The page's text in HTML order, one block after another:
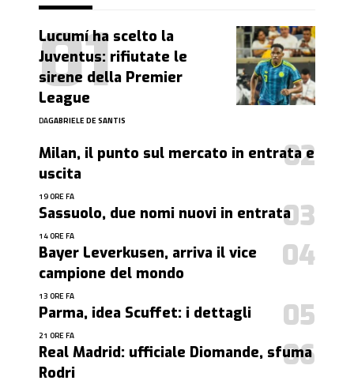
Lucumí ha scelto la
Juventus: rifiutate le
sirene della Premier
League
DAGABRIELE DE SANTIS
Milan, il punto sul mercato in entrata e
uscita
19 ORE FA
Sassuolo, due nomi nuovi in entrata
14 ORE FA
Bayer Leverkusen, arriva il vice
campione del mondo
13 ORE FA
Parma, idea Scuffet: i dettagli
21 ORE FA
Real Madrid: ufficiale Diomande, sfuma
Rodri